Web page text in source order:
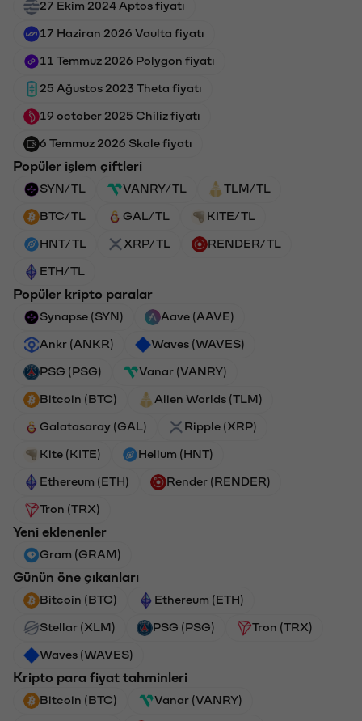
27 Ekim 2024 Aptos fiyatı
17 Haziran 2026 Vaulta fiyatı
11 Temmuz 2026 Polygon fiyatı
25 Ağustos 2023 Theta fiyatı
19 october 2025 Chiliz fiyatı
6 Temmuz 2026 Skale fiyatı
Popüler işlem çiftleri
SYN/TL VANRY/TL TLM/TL
BTC/TL GAL/TL KITE/TL
HNT/TL XRP/TL RENDER/TL
ETH/TL
Popüler kripto paralar
Synapse (SYN) Aave (AAVE)
Ankr (ANKR) Waves (WAVES)
PSG (PSG) Vanar (VANRY)
Bitcoin (BTC) Alien Worlds (TLM)
Galatasaray (GAL) Ripple (XRP)
Kite (KITE) Helium (HNT)
Ethereum (ETH) Render (RENDER)
Tron (TRX)
Yeni eklenenler
Gram (GRAM)
Günün öne çıkanları
Bitcoin (BTC) Ethereum (ETH)
Stellar (XLM) PSG (PSG) Tron (TRX)
Waves (WAVES)
Kripto para fiyat tahminleri
Bitcoin (BTC) Vanar (VANRY)